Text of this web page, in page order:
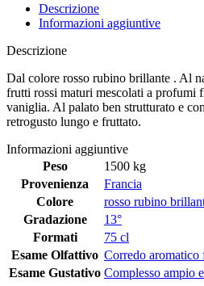
Descrizione
Informazioni aggiuntive
Descrizione
Dal colore rosso rubino brillante . Al
frutti rossi maturi mescolati a profumi
vaniglia. Al palato ben strutturato e
retrogusto lungo e fruttato.
Informazioni aggiuntive
Peso
1500 kg
Provenienza
Francia
Colore
rosso rubino
Gradazione
13°
Formati
75 cl
Esame Olfattivo Corredo aromatico
Esame Gustativo Complesso ampio